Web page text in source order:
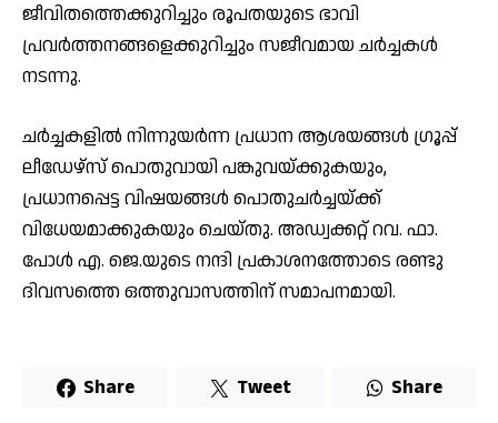
ജീവിതത്തെക്കുറിച്ചും രൂപതയുടെ ഭാവി
പ്രവർത്തനങ്ങളെക്കുറിച്ചും സജീവമായ ചർച്ചകൾ
നടന്നു.
ചർച്ചകളിൽ നിന്നുയർന്ന പ്രധാന ആശയങ്ങൾ ഗ്രൂപ്പ്
ലീഡേഴ്സ് പൊതുവായി പങ്കുവയ്ക്കുകയും,
പ്രധാനപ്പെട്ട വിഷയങ്ങൾ പൊതുചർച്ചയ്ക്ക്
വിധേയമാക്കുകയും ചെയ്തു. അഡ്വക്കറ്റ് റവ. ഫാ.
പോൾ എ. ജെ.യുടെ നന്ദി പ്രകാശനത്തോടെ രണ്ടു
ദിവസത്തെ ഒത്തുവാസത്തിന് സമാപനമായി.
Share Tweet Share